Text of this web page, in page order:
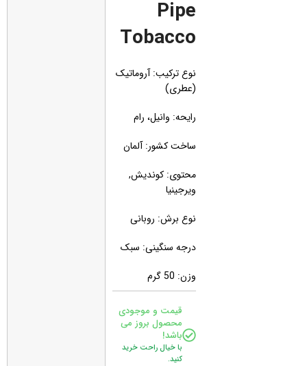
Pipe
Tobacco
نوع ترکیب: آروماتیک
(عطری)
رایحه: وانیل، رام
ساخت کشور: آلمان
محتوی: کوندیش,
ویرجینیا
نوع برش: روبانی
درجه سنگینی: سبک
وزن: 50 گرم
قیمت و موجودی
محصول بروز می
باشد!
با خیال راحت خرید
کنید.